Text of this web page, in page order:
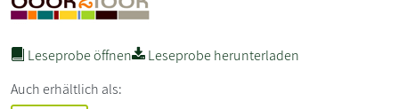
Leseprobe öffnen
Leseprobe herunterladen
Auch erhältlich als: